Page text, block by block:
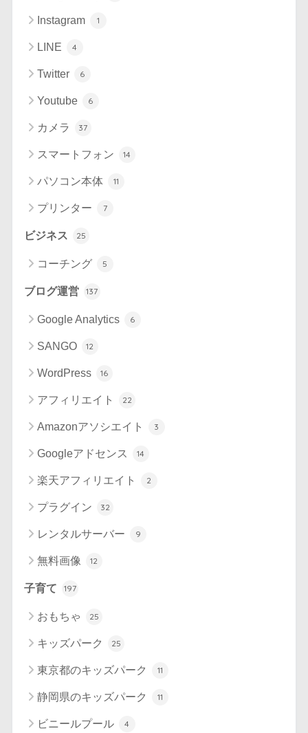
Instagram 1
LINE 4
Twitter 6
Youtube 6
カメラ 37
スマートフォン 14
パソコン本体 11
プリンター 7
ビジネス 25
コーチング 5
ブログ運営 137
Google Analytics 6
SANGO 12
WordPress 16
アフィリエイト 22
Amazonアソシエイト 3
Googleアドセンス 14
楽天アフィリエイト 2
プラグイン 32
レンタルサーバー 9
無料画像 12
子育て 197
おもちゃ 25
キッズパーク 25
東京都のキッズパーク 11
静岡県のキッズパーク 11
ビニールプール 4